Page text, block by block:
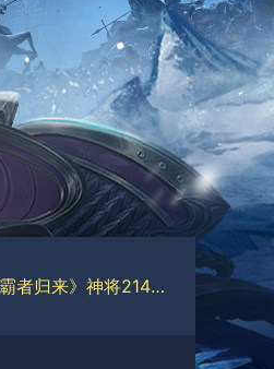
03u《霸者归来》神将214区04月26日 00:10火爆开启